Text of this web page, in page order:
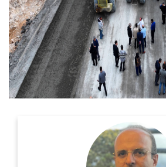
مترجم و سردبیر دیپلماسی ایرانی.